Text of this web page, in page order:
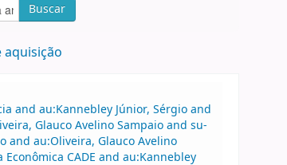
Buscar
aquisição
and au:Kannebley Júnior, Sérgio and
Glauco Avelino Sampaio and su-
and au:Oliveira, Glauco Avelino
CADE and au:Kannebley